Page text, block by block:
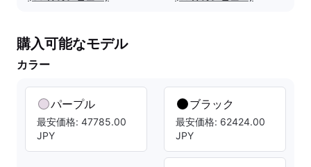
購入可能なモデル
カラー
パープル
最安価格: 47785.00
JPY
ブラック
最安価格: 62424.00
JPY